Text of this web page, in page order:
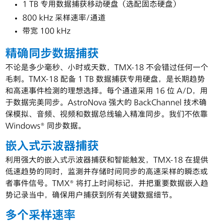
1 TB 专用数据捕获移动硬盘（选配固态硬盘）
800 kHz 采样速率/通道
带宽 100 kHz
精确同步数据捕获
不论是多少毫秒、小时或天数，TMX-18 不会错过任何一个
毛刺。TMX-18 配备 1 TB 数据捕获专用硬盘，是长期趋势
和高速事件检测的理想选择。每个通道采用 16 位 A/D，用
于数据完美同步。AstroNova 强大的 BackChannel 技术确
保模拟、音频、视频和数据总线输入精准同步。我们不依靠
Windows® 同步数据。
嵌入式示波器捕获
利用强大的嵌入式示波器捕获和智能触发，TMX-18 在提供
低速趋势的同时，监测并存储时间同步的高速采样的瞬态或
者事件信号。TMX® 将打上时间标记，并把重要数据嵌入趋
势记录当中，确保用户捕获到所有关键数据细节。
多个采样速率